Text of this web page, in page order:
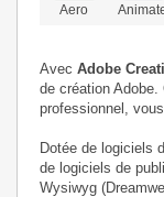
Aero
Avec Adobe
de création
professionnel,
Dotée de logiciels
de logiciels de
Wysiwyg